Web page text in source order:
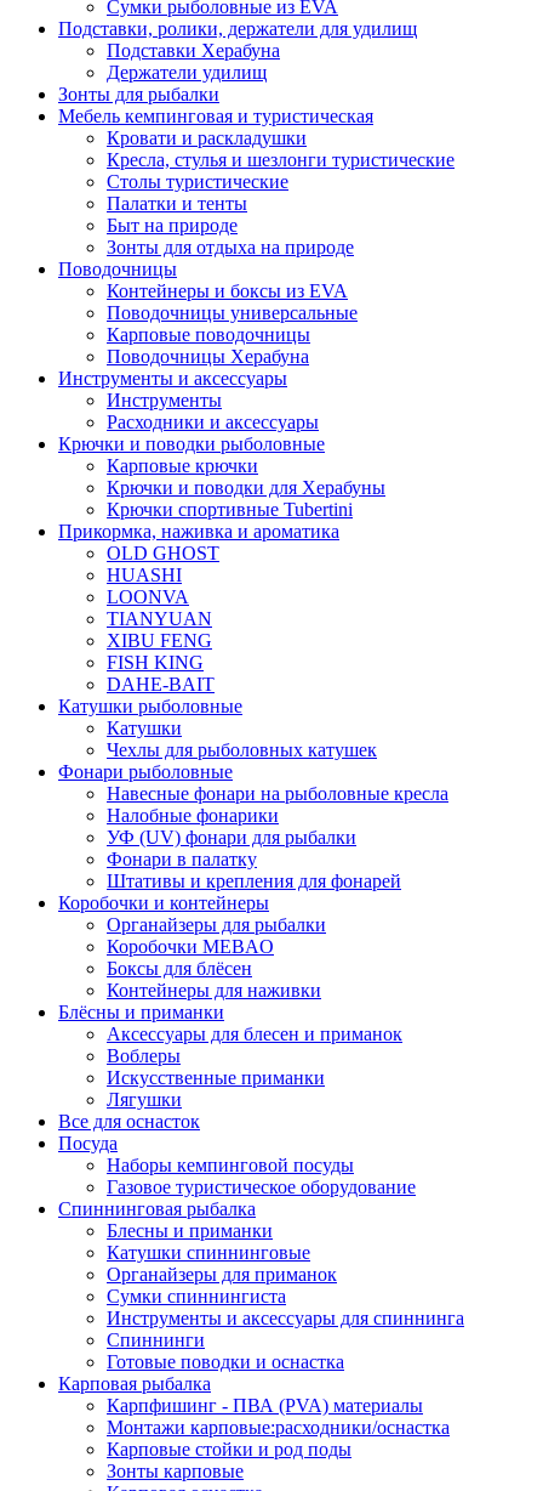
Сумки рыболовные из EVA
Подставки, ролики, держатели для удилищ
Подставки Херабуна
Держатели удилищ
Зонты для рыбалки
Мебель кемпинговая и туристическая
Кровати и раскладушки
Кресла, стулья и шезлонги туристические
Столы туристические
Палатки и тенты
Быт на природе
Зонты для отдыха на природе
Поводочницы
Контейнеры и боксы из EVA
Поводочницы универсальные
Карповые поводочницы
Поводочницы Херабуна
Инструменты и аксессуары
Инструменты
Расходники и аксессуары
Крючки и поводки рыболовные
Карповые крючки
Крючки и поводки для Херабуны
Крючки спортивные Tubertini
Прикормка, наживка и ароматика
OLD GHOST
HUASHI
LOONVA
TIANYUAN
XIBU FENG
FISH KING
DAHE-BAIT
Катушки рыболовные
Катушки
Чехлы для рыболовных катушек
Фонари рыболовные
Навесные фонари на рыболовные кресла
Налобные фонарики
УФ (UV) фонари для рыбалки
Фонари в палатку
Штативы и крепления для фонарей
Коробочки и контейнеры
Органайзеры для рыбалки
Коробочки MEBAO
Боксы для блёсен
Контейнеры для наживки
Блёсны и приманки
Аксессуары для блесен и приманок
Воблеры
Искусственные приманки
Лягушки
Все для оснасток
Посуда
Наборы кемпинговой посуды
Газовое туристическое оборудование
Спиннинговая рыбалка
Блесны и приманки
Катушки спиннинговые
Органайзеры для приманок
Сумки спиннингиста
Инструменты и аксессуары для спиннинга
Спиннинги
Готовые поводки и оснастка
Карповая рыбалка
Карпфишинг - ПВА (PVA) материалы
Монтажи карповые:расходники/оснастка
Карповые стойки и род поды
Зонты карповые